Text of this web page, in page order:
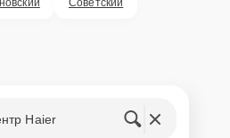
на ремонт только после
фиксируется и не может быть
Haier